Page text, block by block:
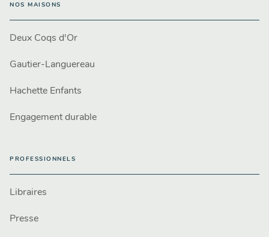
NOS MAISONS
Deux Coqs d'Or
Gautier-Languereau
Hachette Enfants
Engagement durable
PROFESSIONNELS
Libraires
Presse